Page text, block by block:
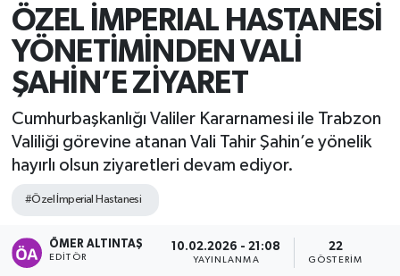
ÖZEL İMPERIAL HASTANESİ
YÖNETİMİNDEN VALİ
ŞAHİN’E ZİYARET
Cumhurbaşkanlığı Valiler Kararnamesi ile Trabzon
Valiliği görevine atanan Vali Tahir Şahin’e yönelik
hayırlı olsun ziyaretleri devam ediyor.
#Özel İmperial Hastanesi
ÖMER ALTINTAŞ
EDITÖR
10.02.2026 - 21:08
YAYINLANMA
22
GÖSTERIM
Süper Lig Puan Durumu ve Fikstür
Tüm Manşetler
Son Dakika Haberleri
Haber Arşivi